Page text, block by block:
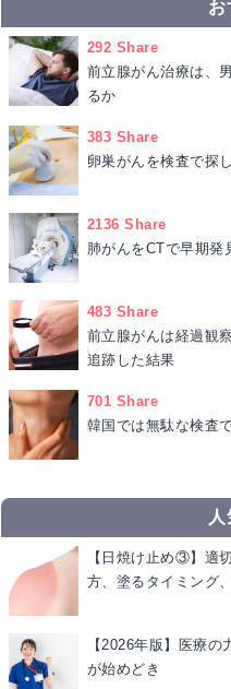
お
292 Share
前立腺がん治療は、
るか
383 Share
卵巣がんを検査で探
2136 Share
肺がんをCTで早期発
483 Share
前立腺がんは経過観
追跡した結果
701 Share
韓国では無駄な検査
【日焼け止め③】適
方、塗るタイミング
【2026年版】医療
が始めどき